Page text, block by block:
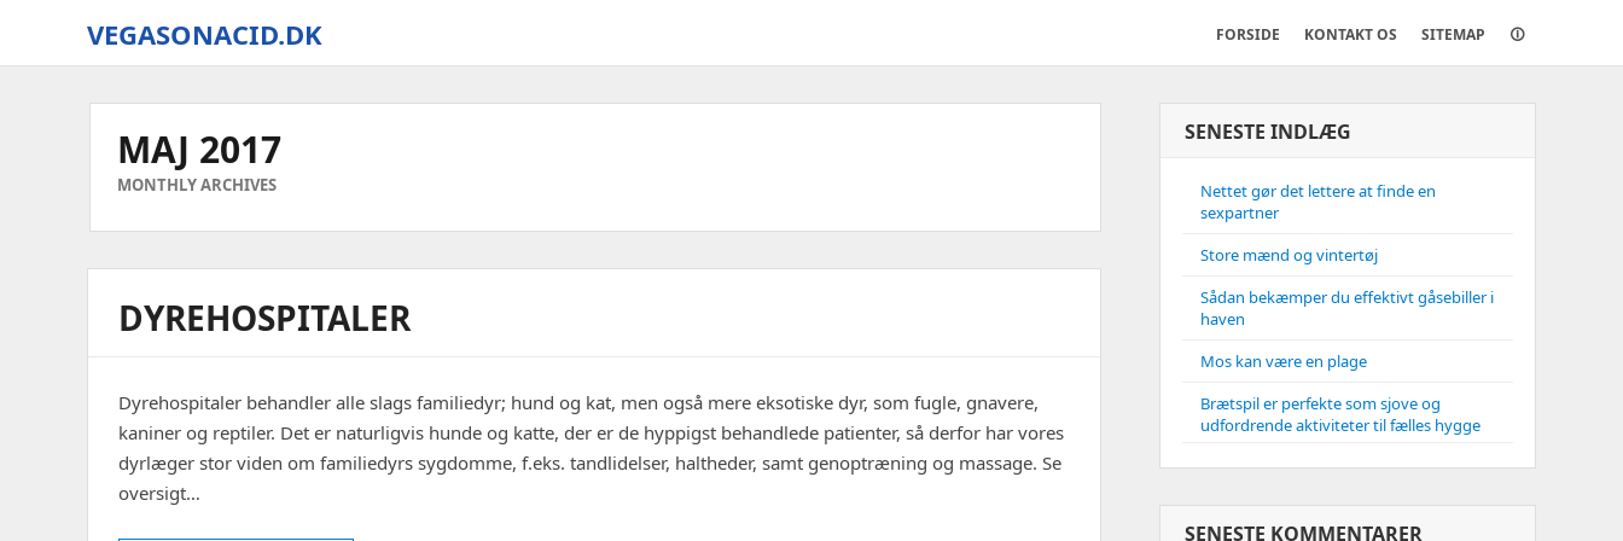
VEGASONACID.DK
On
FORSIDE KONTAKT OS SITEMAP 🛈
MAJ 2017
MONTHLY ARCHIVES
DYREHOSPITALER
Dyrehospitaler behandler alle slags familiedyr; hund og kat, men også mere eksotiske dyr, som fugle, gnavere,
kaniner og reptiler. Det er naturligvis hunde og katte, der er de hyppigst behandlede patienter, så derfor har vores
dyrlæger stor viden om familiedyrs sygdomme, f.eks. tandlidelser, haltheder, samt genoptræning og massage. Se
oversigt…
SENESTE INDLÆG
Nettet gør det lettere at finde en
sexpartner
Store mænd og vintertøj
Sådan bekæmper du effektivt gåsebiller i
haven
Mos kan være en plage
Brætspil er perfekte som sjove og
udfordrende aktiviteter til fælles hygge
SENESTE KOMMENTARER